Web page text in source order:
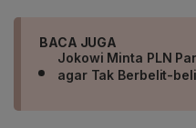
BACA JUGA
Jokowi Minta PLN
agar Tak Berbelit-